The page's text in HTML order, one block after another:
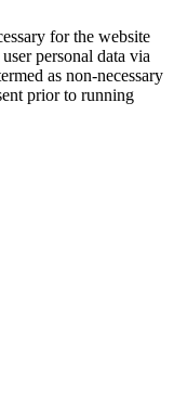
for the website
personal data via
as non-necessary
prior to running